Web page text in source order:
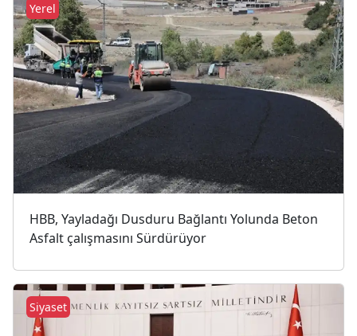
HBB, Yayladağı Dusduru Bağlantı Yolunda Beton
Asfalt çalışmasını Sürdürüyor
Yerel
Siyaset